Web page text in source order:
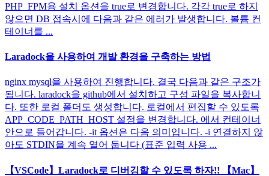
PHP_FPM용 설치 옵션을 true로 변경합니다. 각각 true로 하지
않으면 DB 접속시에 다음과 같은 에러가 발생합니다. 볼륨 컨
테이너를 ...
Laradock을 사용하여 개발 환경을 구축하는 방법
nginx mysql을 사용하여 진행합니다. 결국 다음과 같은 구조가
됩니다. laradock을 github에서 설치하고 구성 파일을 복사합니
다. 또한 로컬 폴더도 생성합니다. 로컬에서 편집할 수 있도록
APP_CODE_PATH_HOST 설정을 변경합니다. 에서 컨테이너
안으로 들어갑니다. -it 옵션은 다음 의미입니다. -i 연결하지 않
아도 STDIN을 계속 열어 둡니다 (표준 입력 사용 ...
【VSCode】Laradock로 디버깅할 수 있도록 하자!! 【Mac】